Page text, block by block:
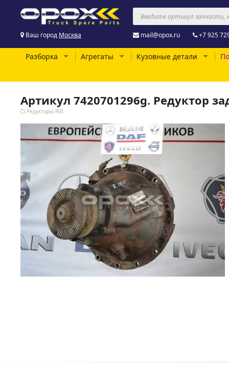
Ваш город Москва mail@opox.ru +7 925
Разборка Агрегаты Кузовные детали
Артикул 7420701296g. Редуктор
Редукторы RVI